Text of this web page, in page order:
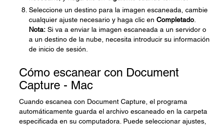
Seleccione un destino para la imagen escaneada, cambie
cualquier ajuste necesario y haga clic en Completado
Nota: Si va a enviar la imagen escaneada a un servidor o
a un destino de la nube, necesita introducir su información
de inicio de sesión.
Cómo escanear con Document
Capture - Mac
Cuando escanea con Document Capture, el programa
automáticamente guarda el archivo escaneado en la carpeta
especificada en su computadora. Puede seleccionar ajustes,